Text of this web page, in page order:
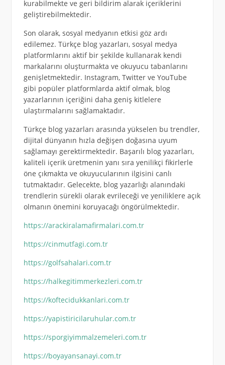
kurabilmekte ve geri bildirim alarak içeriklerini
geliştirebilmektedir.
Son olarak, sosyal medyanın etkisi göz ardı
edilemez. Türkçe blog yazarları, sosyal medya
platformlarını aktif bir şekilde kullanarak kendi
markalarını oluşturmakta ve okuyucu tabanlarını
genişletmektedir. Instagram, Twitter ve YouTube
gibi popüler platformlarda aktif olmak, blog
yazarlarının içeriğini daha geniş kitlelere
ulaştırmalarını sağlamaktadır.
Türkçe blog yazarları arasında yükselen bu trendler,
dijital dünyanın hızla değişen doğasına uyum
sağlamayı gerektirmektedir. Başarılı blog yazarları,
kaliteli içerik üretmenin yanı sıra yenilikçi fikirlerle
öne çıkmakta ve okuyucularının ilgisini canlı
tutmaktadır. Gelecekte, blog yazarlığı alanındaki
trendlerin sürekli olarak evrileceği ve yeniliklere açık
olmanın önemini koruyacağı öngörülmektedir.
https://arackiralamafirmalari.com.tr
https://cinmutfagi.com.tr
https://golfsahalari.com.tr
https://halkegitimmerkezleri.com.tr
https://koftecidukkanlari.com.tr
https://yapistiricilaruhular.com.tr
https://sporgiyimmalzemeleri.com.tr
https://boyayansanayi.com.tr